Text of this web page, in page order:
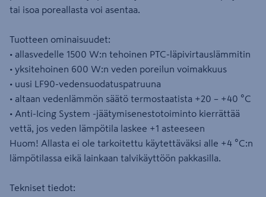
tai isoa poreallasta voi asentaa.
Tuotteen ominaisuudet:
• allasvedelle 1500 W:n tehoinen PTC-läpivirtauslämmitin
• yksitehoinen 600 W:n veden poreilun voimakkuus
• uusi LF90-vedensuodatuspatruuna
• altaan vedenlämmön säätö termostaatista +20 – +40 °C
• Anti-Icing System -jäätymisenestotoiminto kierrättää
vettä, jos veden lämpötila laskee +1 asteeseen
Huom! Allasta ei ole tarkoitettu käytettäväksi alle +4 °C:n
lämpötilassa eikä lainkaan talvikäyttöön pakkasilla.
Tekniset tiedot: